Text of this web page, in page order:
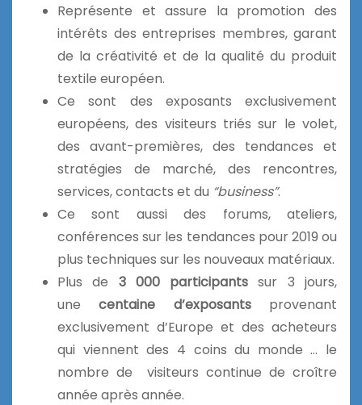
Représente et assure la promotion des
intérêts des entreprises membres, garant
de la créativité et de la qualité du produit
textile européen.
Ce sont des exposants exclusivement
européens, des visiteurs triés sur le volet,
des avant-premières, des tendances et
stratégies de marché, des rencontres,
services, contacts et du “business”.
Ce sont aussi des forums, ateliers,
conférences sur les tendances pour 2019 ou
plus techniques sur les nouveaux matériaux.
Plus de 3 000 participants sur 3 jours,
unecentaine d’exposantsprovenant
exclusivement d’Europe et des acheteurs
qui viennent des 4 coins du monde … le
nombre de visiteurs continue de croître
année après année.